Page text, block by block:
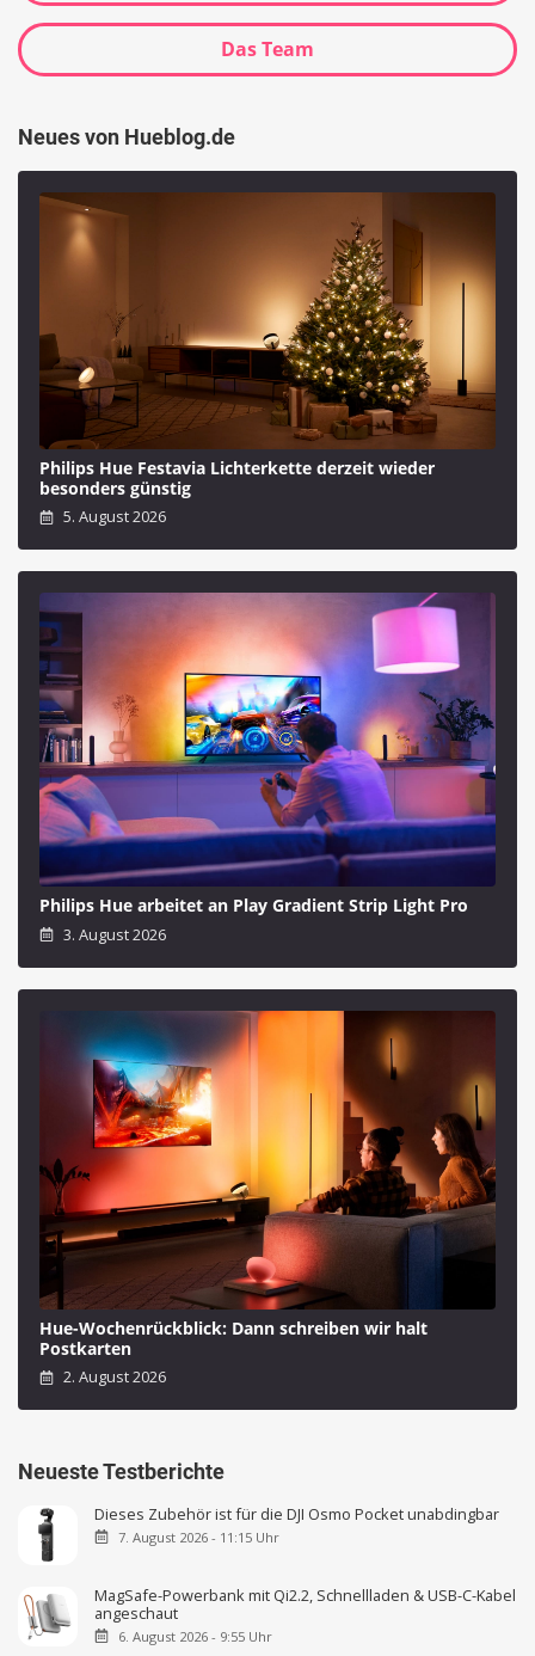
Das Team
Neues von Hueblog.de
Philips Hue Festavia Lichterkette derzeit wieder
besonders günstig
5. August 2026
Philips Hue arbeitet an Play Gradient Strip Light Pro
3. August 2026
Hue-Wochenrückblick: Dann schreiben wir halt
Postkarten
2. August 2026
Neueste Testberichte
Dieses Zubehör ist für die DJI Osmo Pocket unabdingbar
7. August 2026 - 11:15 Uhr
MagSafe-Powerbank mit Qi2.2, Schnellladen & USB-C-Kabel
angeschaut
6. August 2026 - 9:55 Uhr